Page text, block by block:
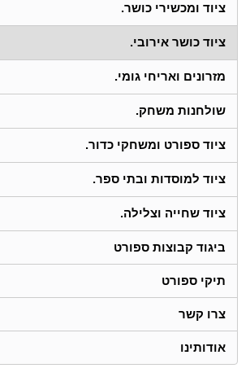
ציוד ומכשירי כושר.
ציוד כושר אירובי.
מזרונים ואריחי גומי.
שולחנות משחק.
ציוד ספורט ומשחקי כדור.
ציוד למוסדות ובתי ספר.
ציוד שחייה וצלילה.
ביגוד קבוצות ספורט
תיקי ספורט
צרו קשר
אודותינו